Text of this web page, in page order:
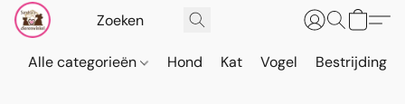
Alle categorieën Hond Kat Vogel Bestrijding